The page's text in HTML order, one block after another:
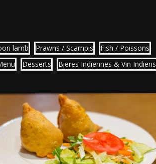
lamb Prawns / Scampis
Fish / Poissons
Desserts
Bieres Indiennes & Vin Indiens